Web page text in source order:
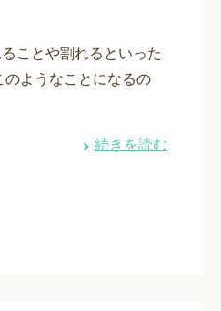
ことや割れるといった
のようなことになるの
続きを読む